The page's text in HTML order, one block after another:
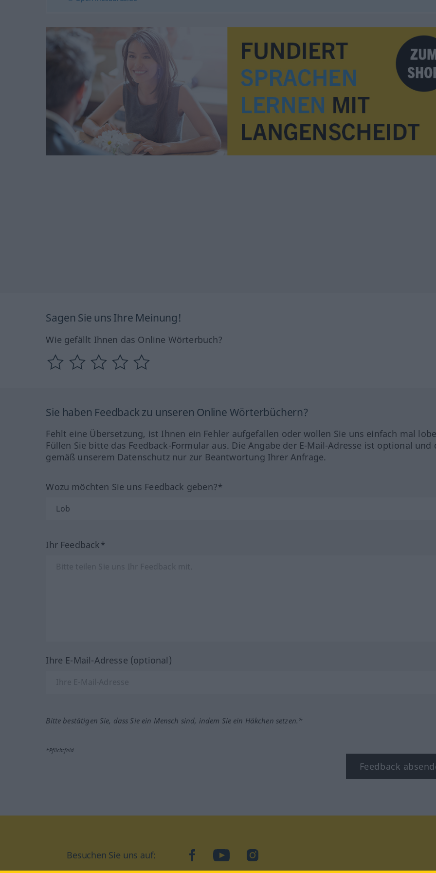
Sagen Sie uns Ihre Meinung!
Wie gefällt Ihnen das Online Wörterbuch?
Sie haben Feedback zu unseren Online Wörterbüchern?
Fehlt eine Übersetzung, ist Ihnen ein Fehler aufgefallen oder wollen Sie uns einfach mal
Füllen Sie bitte das Feedback-Formular aus. Die Angabe der E-Mail-Adresse ist optional und
gemäß unserem Datenschutz nur zur Beantwortung Ihrer Anfrage.
Wozu möchten Sie uns Feedback geben?*
Ihr Feedback*
Ihre E-Mail-Adresse (optional)
Bitte bestätigen Sie, dass Sie ein Mensch sind, indem Sie ein Häkchen setzen.*
*Pflichtfeld
Feedback
Besuchen Sie uns auf: facebookYouTubeInstagram